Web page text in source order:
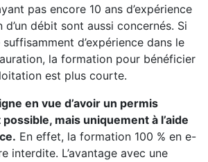
pas encore 10 ans d’expérience
d’un débit sont aussi concernés. Si
d’expérience dans le
la formation pour bénéficier
est plus courte.
en vue d’avoir un permis
mais uniquement à l’aide
En effet, la formation 100 % en e-
interdite. L’avantage avec une